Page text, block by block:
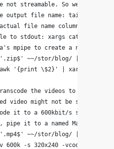
streamable. So we ditch the
output file name: tail -n 1
file name column: awk
to stdout: xargs cat
mpipe to create a named Manta
~~/stor/blog/ | mjob create
'{print \$2}' | xargs cat | mpipe
the videos to a mobile
video might not be
it to a 600kbit/s stream,
it to a named Manta output
~~/stor/blog/ | mjob
-s 320x240 -vcodec mpeg4 -